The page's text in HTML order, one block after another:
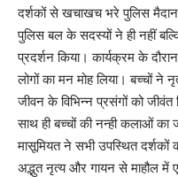
दर्शकों से खचाखच भरे पुलिस
पुलिस बल के सदस्यों ने ही नहीं
प्रदर्शन किया। कार्यक्रम के
लोगों का मन मोह लिया। बच्चों
जीवन के विभिन्न प्रसंगों को
साथ ही बच्चों की नन्ही कलाओं
मासूमियत ने सभी उपस्थित दर्शकों
अद्भुत नृत्य और गायन से माहौल में